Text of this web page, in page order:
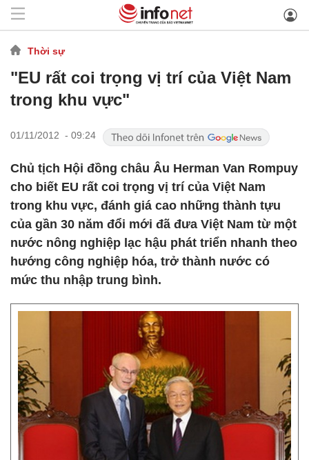
Thời sự
"EU rất coi trọng vị trí của Việt Nam
trong khu vực"
01/11/2012 - 09:24
Chủ tịch Hội đồng châu Âu Herman Van Rompuy
cho biết EU rất coi trọng vị trí của Việt Nam
trong khu vực, đánh giá cao những thành tựu
của gần 30 năm đổi mới đã đưa Việt Nam từ một
nước nông nghiệp lạc hậu phát triển nhanh theo
hướng công nghiệp hóa, trở thành nước có
mức thu nhập trung bình.